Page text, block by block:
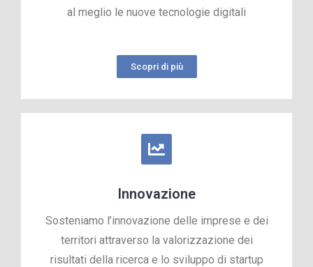
al meglio le nuove tecnologie digitali
Scopri di più
Innovazione
Sosteniamo l’innovazione delle imprese e dei
territori attraverso la valorizzazione dei
risultati della ricerca e lo sviluppo di startup